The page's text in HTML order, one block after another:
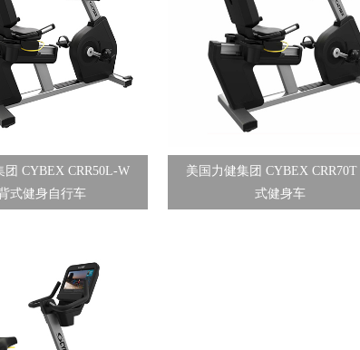
团 CYBEX CRR50L-W
式健身自行车
美国力健集团 CYBEX
式健身车